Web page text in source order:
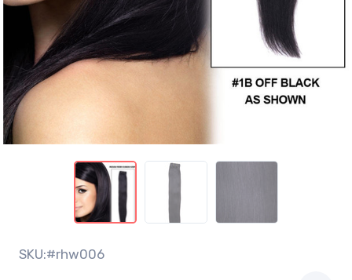
SKU:#rhw006